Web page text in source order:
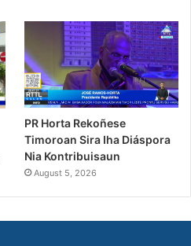
PR Horta Rekoñese
Timoroan Sira Iha Diáspora
Nia Kontribuisaun
August 5, 2026